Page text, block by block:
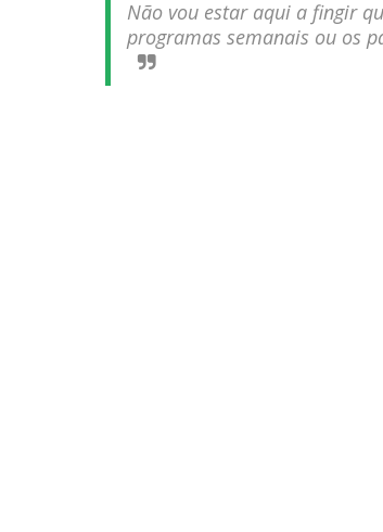
Não vou estar aqui a fingir
programas semanais ou os